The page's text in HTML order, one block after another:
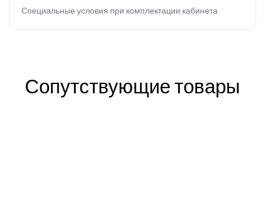
Специальные условия при комплектации кабинета
Сопутствующие товары